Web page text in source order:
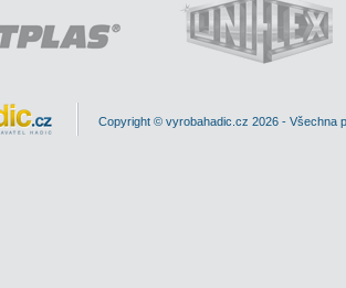
Copyright © vyrobahadic.cz 2026 - Všechna